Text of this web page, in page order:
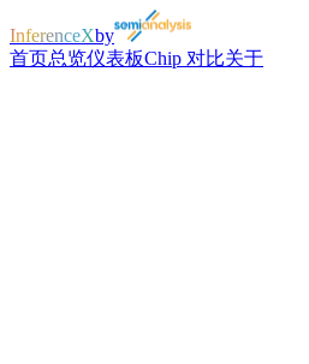
InferenceXby
首页总览仪表板Chip 对比关于